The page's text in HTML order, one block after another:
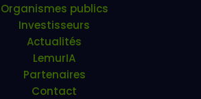
Organismes publics
Investisseurs
Actualités
LemurIA
Partenaires
Contact